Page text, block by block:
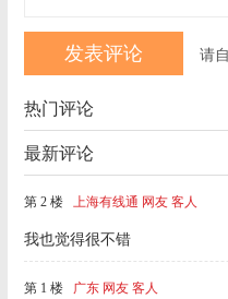
请
热门评论
最新评论
第 2 楼 上海有线通 网友 客人
我也觉得很不错
第 1 楼 广东 网友 客人